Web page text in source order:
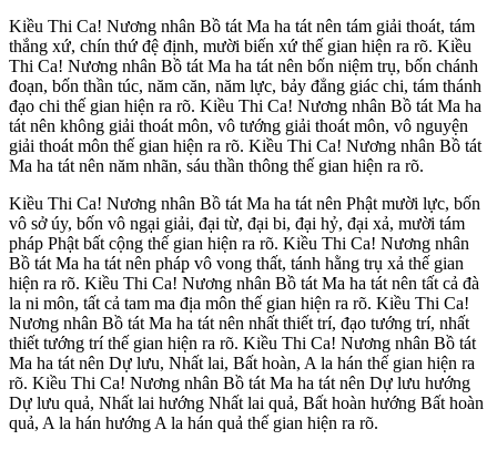
Kiều Thi Ca! Nương nhân Bồ tát Ma ha tát nên tám giải thoát, tám
thắng xứ, chín thứ đệ định, mười biến xứ thế gian hiện ra rõ. Kiều
Thi Ca! Nương nhân Bồ tát Ma ha tát nên bốn niệm trụ, bốn chánh
đoạn, bốn thần túc, năm căn, năm lực, bảy đẳng giác chi, tám thánh
đạo chi thế gian hiện ra rõ. Kiều Thi Ca! Nương nhân Bồ tát Ma ha
tát nên không giải thoát môn, vô tướng giải thoát môn, vô nguyện
giải thoát môn thế gian hiện ra rõ. Kiều Thi Ca! Nương nhân Bồ tát
Ma ha tát nên năm nhãn, sáu thần thông thế gian hiện ra rõ.
Kiều Thi Ca! Nương nhân Bồ tát Ma ha tát nên Phật mười lực, bốn
vô sở úy, bốn vô ngại giải, đại từ, đại bi, đại hỷ, đại xả, mười tám
pháp Phật bất cộng thế gian hiện ra rõ. Kiều Thi Ca! Nương nhân
Bồ tát Ma ha tát nên pháp vô vong thất, tánh hằng trụ xả thế gian
hiện ra rõ. Kiều Thi Ca! Nương nhân Bồ tát Ma ha tát nên tất cả đà
la ni môn, tất cả tam ma địa môn thế gian hiện ra rõ. Kiều Thi Ca!
Nương nhân Bồ tát Ma ha tát nên nhất thiết trí, đạo tướng trí, nhất
thiết tướng trí thế gian hiện ra rõ. Kiều Thi Ca! Nương nhân Bồ tát
Ma ha tát nên Dự lưu, Nhất lai, Bất hoàn, A la hán thế gian hiện ra
rõ. Kiều Thi Ca! Nương nhân Bồ tát Ma ha tát nên Dự lưu hướng
Dự lưu quả, Nhất lai hướng Nhất lai quả, Bất hoàn hướng Bất hoàn
quả, A la hán hướng A la hán quả thế gian hiện ra rõ.